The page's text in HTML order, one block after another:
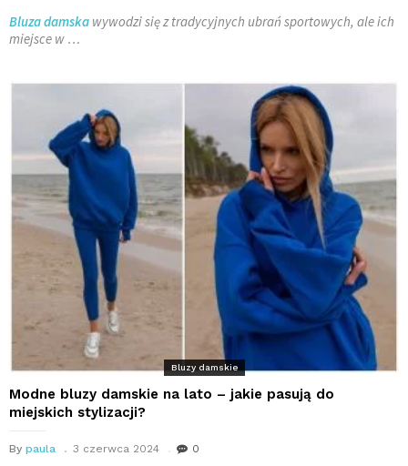
Bluza damska wywodzi się z tradycyjnych ubrań sportowych, ale ich
miejsce w …
Bluzy damskie
Modne bluzy damskie na lato – jakie pasują do
miejskich stylizacji?
By paula 3 czerwca 2024 0